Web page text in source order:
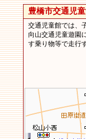
豊橋市交通児
交通児童館では、
向山交通児童遊園
す乗り物等で走行